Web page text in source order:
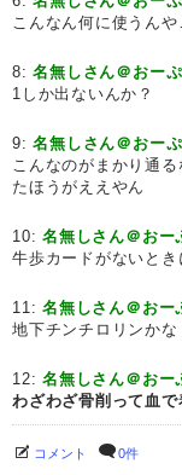
こんなん何に使うん
8:名無しさん＠おー
1しか出ないんか？
9:名無しさん＠おー
こんなのがまかり通
たほうがええやん
10:名無しさん＠おー
牛歩カードがないとき
11:名無しさん＠おー
地下チンチロリンかな
12:名無しさん＠おー
わざわざ骨削って血
コメント 0件